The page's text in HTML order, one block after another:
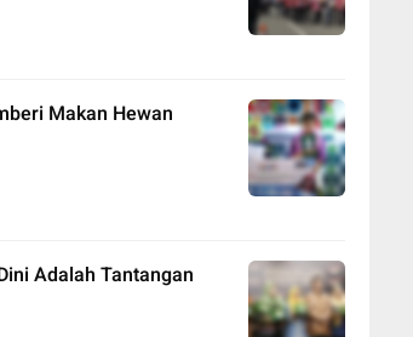
Makan Hewan
Adalah Tantangan